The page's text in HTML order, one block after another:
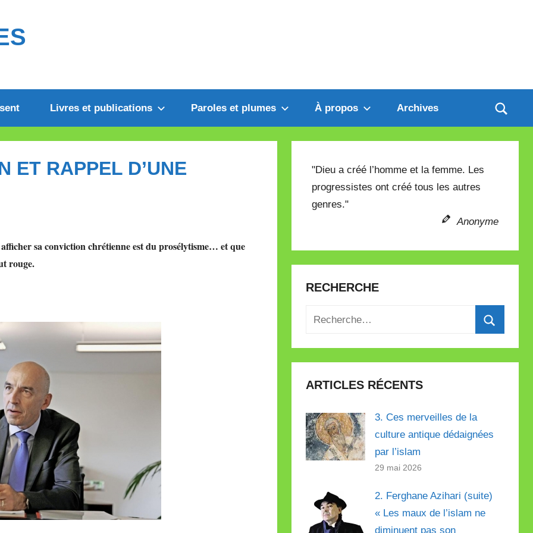
Livres et publications Paroles et plumes À propos Archives
ET RAPPEL D’UNE
sa conviction chrétienne est du prosélytisme… et que
rouge.
"Dieu a créé l’homme et la femme. Les
progressistes ont créé tous les autres
genres."
Anonyme
RECHERCHE
Recherche
:
ARTICLES RÉCENTS
3. Ces merveilles de la
culture antique dédaignées
par l’islam
29 mai 2026
2. Ferghane Azihari (suite)
« Les maux de l’islam ne
diminuent pas son